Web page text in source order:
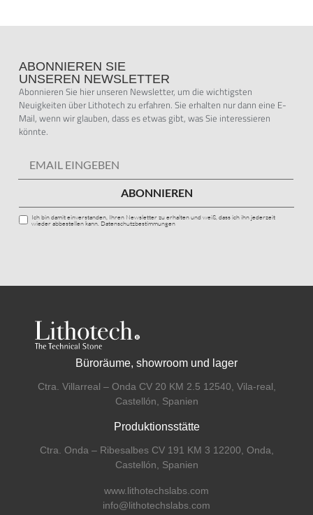
ABONNIEREN SIE
UNSEREN NEWSLETTER
Abonnieren Sie hier unseren Newsletter, um die wichtigsten
Neuigkeiten über Lithotech zu erfahren. Sie erhalten nur dann eine E-
Mail, wenn wir glauben, dass es etwas gibt, was Sie interessieren
könnte.
ABONNIEREN
Ich bin damit einverstanden, Ihren Newsletter zu erhalten und weiß, dass ich ihn jederzeit
wieder abbestellen kann. Datenschutzbestimmungen
Büroräume, showroom und lager
Ctra. Villarreal – Onda CV 20 KM 2.5 12540, Vila-real,
Castellón, Spanien
Produktionsstätte
Ctra. Onda – Ribesalbes CV 191 KM 3 12200, Onda,
Castellón, Spanien
www.lithotechslabs.com
info@lithotechslabs.com